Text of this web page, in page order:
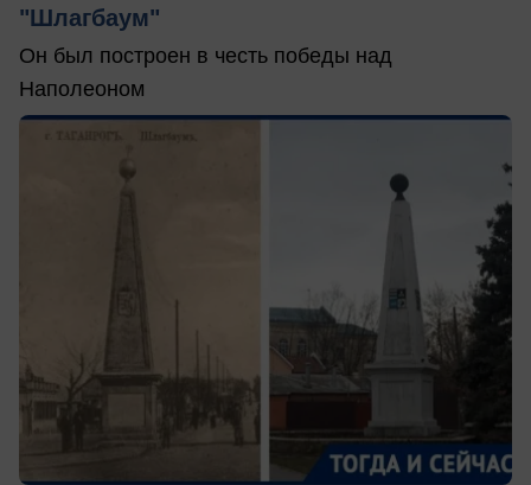
"Шлагбаум"
Он был построен в честь победы над
Наполеоном